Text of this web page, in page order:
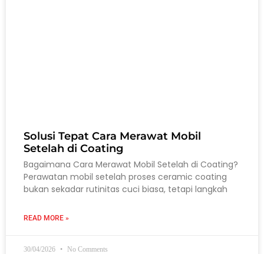
Solusi Tepat Cara Merawat Mobil
Setelah di Coating
Bagaimana Cara Merawat Mobil Setelah di Coating?
Perawatan mobil setelah proses ceramic coating
bukan sekadar rutinitas cuci biasa, tetapi langkah
READ MORE »
30/04/2026 No Comments